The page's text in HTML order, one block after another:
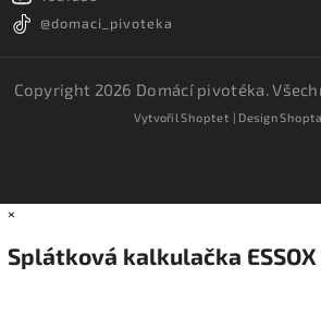
@domaci_pivoteka
Copyright 2026 Domácí pivotéka.
VytvořilShoptet | Design
×
Splátková kalkulačka ESSOX